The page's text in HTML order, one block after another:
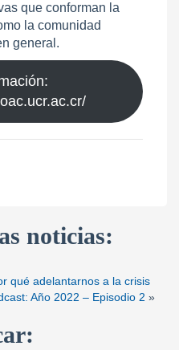
que conforman la
la comunidad
general.
noticias:
qué adelantarnos a la crisis
Año 2022 – Episodio 2 »